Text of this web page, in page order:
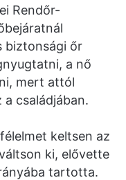
Rendőr-
biztonsági őr
a nő
mert attól
családjában.
keltsen az
ki, elővette
tartotta.